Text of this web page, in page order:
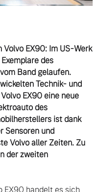
EX90: Im US-Werk
des
Band gelaufen.
Technik- und
EX90 eine neue
des
ist dank
Sensoren und
Volvo aller Zeiten. Zu
der zweiten